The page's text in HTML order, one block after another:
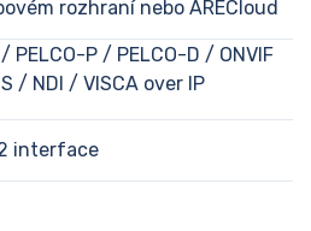
rozhraní nebo ARECloud
PELCO-P / PELCO-D / ONVIF
/ NDI / VISCA over IP
interface